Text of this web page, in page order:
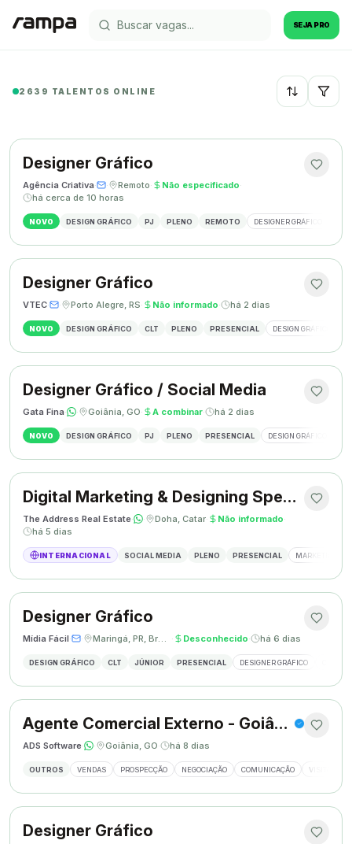
SEJA PRO
2639 TALENTOS ONLINE Recentes
Designer Gráfico
Agência Criativa· · Remoto· Não especificado·
há cerca de 10 horas
NOVO DESIGN GRÁFICO PJ PLENO REMOTO DESIGNER GRÁFICO
Designer Gráfico
VTEC· · Porto Alegre, RS· Não informado· há 2 dias
NOVO DESIGN GRÁFICO CLT PLENO PRESENCIAL DESIGN GRÁFICO
Designer Gráfico / Social Media
Gata Fina· · Goiânia, GO· A combinar· há 2 dias
NOVO DESIGN GRÁFICO PJ PLENO PRESENCIAL DESIGN GRÁFICO
Digital Marketing & Designing Specialist
The Address Real Estate· · Doha, Catar· Não informado·
há 5 dias
INTERNACIONAL SOCIAL MEDIA PLENO PRESENCIAL MARKETING
Designer Gráfico
Mídia Fácil· · Maringá, PR, Brasil · Desconhecido· há 6 dias
DESIGN GRÁFICO CLT JÚNIOR PRESENCIAL DESIGNER GRÁFICO
Agente Comercial Externo - Goiânia
ADS Software· · Goiânia, GO· há 8 dias
OUTROS VENDAS PROSPECÇÃO NEGOCIAÇÃO COMUNICAÇÃO VISITAS
Designer Gráfico